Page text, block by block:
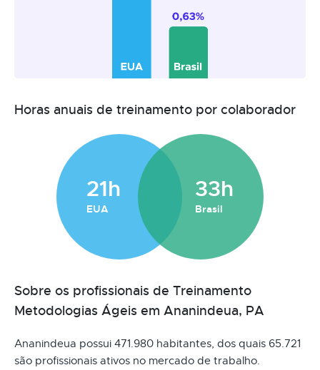
Horas anuais de treinamento por colaborador
21h
EUA
33h
Brasil
Sobre os profissionais de Treinamento
Metodologias Ágeis em Ananindeua, PA
Ananindeua possui 471.980 habitantes, dos quais 65.721
são profissionais ativos no mercado de trabalho.